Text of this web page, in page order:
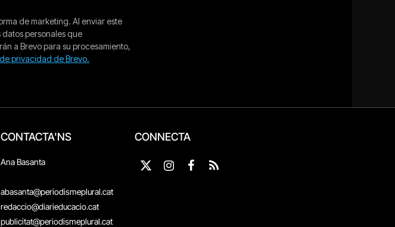
CONTACTA'NS
Ana Basanta
abasanta@periodismeplural.cat
redaccio@diarieducacio.cat
publicitat@periodismeplural.cat
CONNECTA
X
Instagram
Facebook
RSS